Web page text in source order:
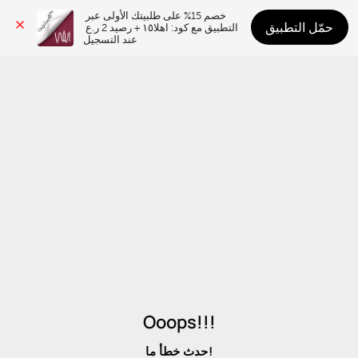
عند التسجيل
حمّل التطبيق
Ooops!!!
حدث خطأ ما!